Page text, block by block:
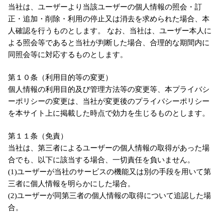
当社は、ユーザーより当該ユーザーの個人情報の照会・訂
正・追加・削除・利用の停止又は消去を求められた場合、本
人確認を行うものとします。 なお、当社は、ユーザー本人に
よる照会等であると当社が判断した場合、合理的な期間内に
同照会等に対応するものとします。
第１０条（利用目的等の変更）
個人情報の利用目的及び管理方法等の変更等、本プライバシ
ーポリシーの変更は、当社が変更後のプライバシーポリシー
を本サイト上に掲載した時点で効力を生じるものとします。
第１１条（免責）
当社は、第三者によるユーザーの個人情報の取得があった場
合でも、以下に該当する場合、一切責任を負いません。
(1)ユーザーが当社のサービスの機能又は別の手段を用いて第
三者に個人情報を明らかにした場合。
(2)ユーザーが同第三者の個人情報の取得について追認した場
合。